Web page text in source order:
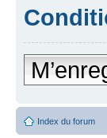
Index du forum